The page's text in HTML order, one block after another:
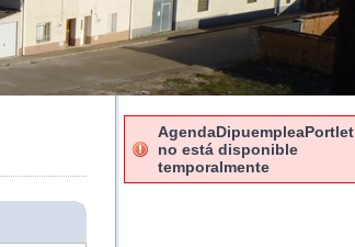
AgendaDipuempleaPortlet
no está disponible
temporalmente